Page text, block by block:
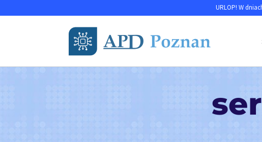
URLOP! W